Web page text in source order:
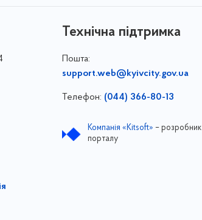
Технічна підтримка
Пошта:
support.web@kyivcity.gov.ua
Телефон: (044) 366-80-13
Компанія «Kitsoft» – розробник
порталу